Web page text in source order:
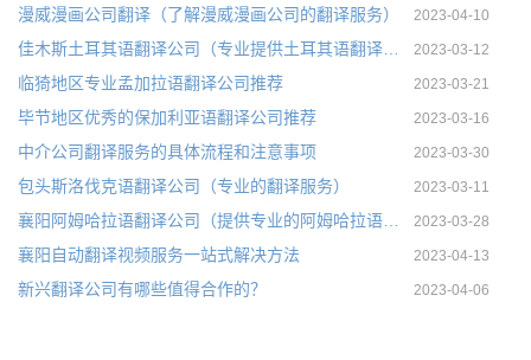
漫威漫画公司翻译（了解漫威漫画公司的翻译服务） 2023-04-10
2023-03-12
临猗地区专业孟加拉语翻译公司推荐 2023-03-21
毕节地区优秀的保加利亚语翻译公司推荐 2023-03-16
中介公司翻译服务的具体流程和注意事项 2023-03-30
包头斯洛伐克语翻译公司（专业的翻译服务） 2023-03-11
2023-03-28
襄阳自动翻译视频服务一站式解决方法 2023-04-13
新兴翻译公司有哪些值得合作的？ 2023-04-06